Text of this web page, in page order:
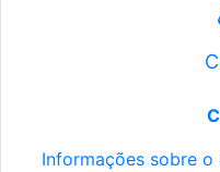
Informações sobre